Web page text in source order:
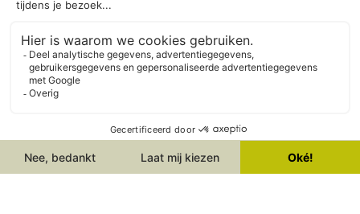
Tijdelijke grafmarkeringen
Houten urnen
Assieraden
Graflantaarns
Heeswijksestraat 19
5431 SB Cuijk
T.0485 – 361440